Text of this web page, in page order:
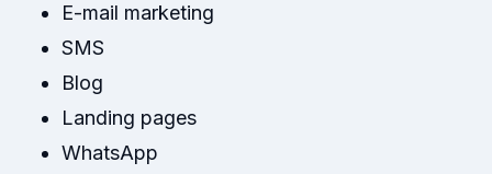
E-mail marketing
SMS
Blog
Landing pages
WhatsApp